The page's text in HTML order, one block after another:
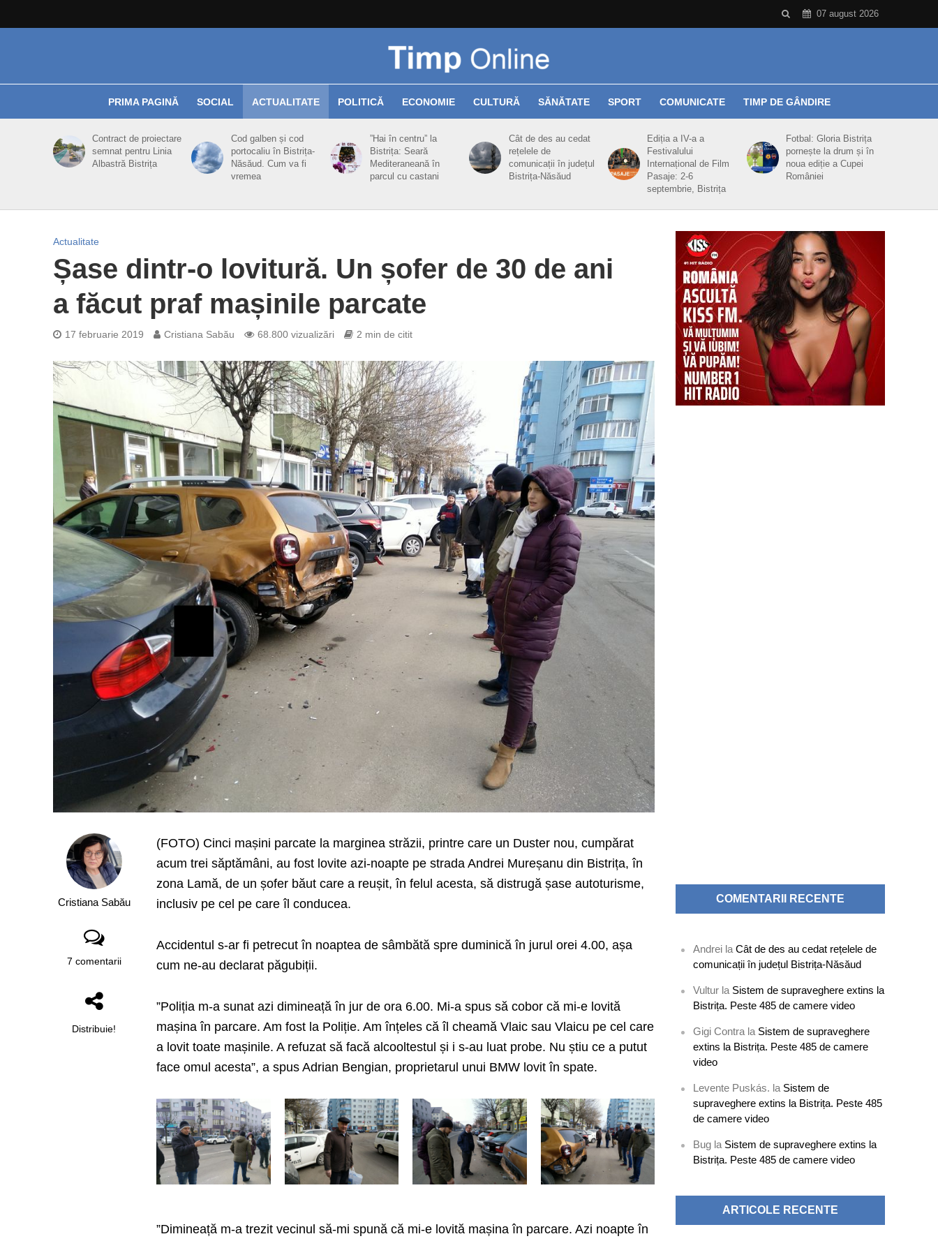
07 august 2026
PRIMA PAGINĂ SOCIAL ACTUALITATE POLITICĂ ECONOMIE CULTURĂ SĂNĂTATE SPORT COMUNICATE TIMP DE GÂNDIRE
Contract de proiectare
semnat pentru Linia
Albastră Bistrița
Cod galben și cod
portocaliu în Bistrița-
Năsăud. Cum va fi
vremea
”Hai în centru” la
Bistrița: Seară
Mediteraneană în
parcul cu castani
Cât de des au cedat
rețelele de
comunicații în județul
Bistrița-Năsăud
Ediția a IV-a a
Festivalului
Internațional de Film
Pasaje: 2-6
septembrie, Bistrița
Fotbal: Gloria Bistrița
pornește la drum și în
noua ediție a Cupei
României
Actualitate
Șase dintr-o lovitură. Un șofer de 30 de ani
a făcut praf mașinile parcate
17 februarie 2019 Cristiana Sabău 68.800 vizualizări 2 min de citit
Cristiana Sabău
7 comentarii
Distribuie!
(FOTO) Cinci mașini parcate la marginea străzii, printre care un Duster nou, cumpărat
acum trei săptămâni, au fost lovite azi-noapte pe strada Andrei Mureșanu din Bistrița, în
zona Lamă, de un șofer băut care a reușit, în felul acesta, să distrugă șase autoturisme,
inclusiv pe cel pe care îl conducea.
Accidentul s-ar fi petrecut în noaptea de sâmbătă spre duminică în jurul orei 4.00, așa
cum ne-au declarat păgubiții.
”Poliția m-a sunat azi dimineață în jur de ora 6.00. Mi-a spus să cobor că mi-e lovită
mașina în parcare. Am fost la Poliție. Am înțeles că îl cheamă Vlaic sau Vlaicu pe cel care
a lovit toate mașinile. A refuzat să facă alcooltestul și i s-au luat probe. Nu știu ce a putut
face omul acesta”, a spus Adrian Bengian, proprietarul unui BMW lovit în spate.
”Dimineață m-a trezit vecinul să-mi spună că mi-e lovită mașina în parcare. Azi noapte în
COMENTARII RECENTE
Andrei laCât de des au cedat rețelele de
comunicații în județul Bistrița-Năsăud
Vultur la Sistem de supraveghere extins la
Bistrița. Peste 485 de camere video
Gigi Contra la Sistem de supraveghere
extins la Bistrița. Peste 485 de camere
video
Levente Puskás. la Sistem de
supraveghere extins la Bistrița. Peste 485
de camere video
Bug la Sistem de supraveghere extins la
Bistrița. Peste 485 de camere video
ARTICOLE RECENTE